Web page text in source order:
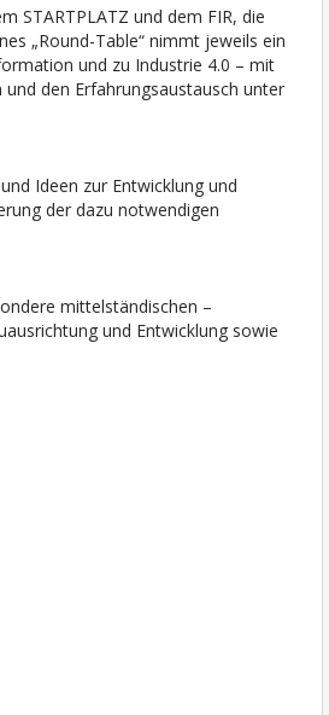
STARTPLATZ und dem FIR, die
„Round-Table“ nimmt jeweils ein
und zu Industrie 4.0 – mit
den Erfahrungsaustausch unter
Ideen zur Entwicklung und
der dazu notwendigen
mittelständischen –
und Entwicklung sowie